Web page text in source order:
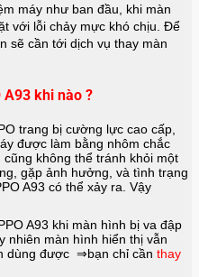
máy như ban đầu, khi màn
với lỗi chảy mực khó chịu. Để
sẽ cần tới dịch vụ thay màn
A93 khi nào ?
trang bị cường lực cao cấp,
được làm bằng nhôm chắc
không thể tránh khỏi một
gặp ảnh hưởng, và tình trạng
A93 có thể xảy ra. Vậy
A93 khi màn hình bị va đập
nhiên màn hình hiển thị vẫn
dùng được ⇒bạn chỉ cần thay